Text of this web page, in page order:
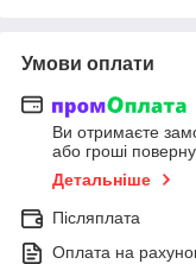
Умови оплати
Ви отримаєте
або гроші
Детальніше
Післяплата
Оплата на